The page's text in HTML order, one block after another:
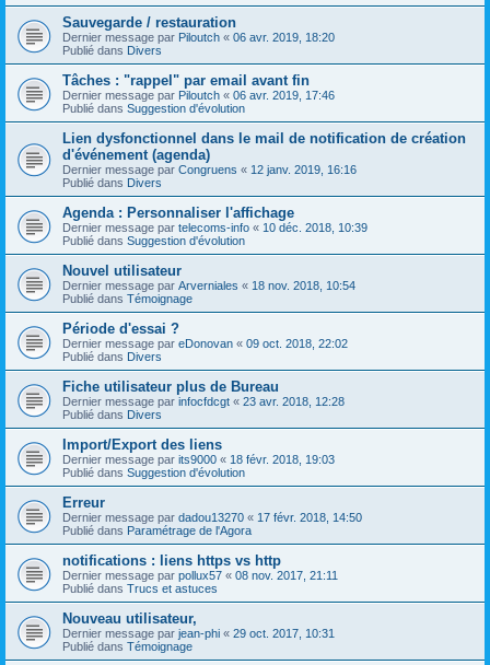
Sauvegarde / restauration
Dernier message par Piloutch « 06 avr. 2019, 18:20
Publié dans Divers
Tâches : "rappel" par email avant fin
Dernier message par Piloutch « 06 avr. 2019, 17:46
Publié dans Suggestion d'évolution
Lien dysfonctionnel dans le mail de notification de création
d'événement (agenda)
Dernier message par Congruens « 12 janv. 2019, 16:16
Publié dans Divers
Agenda : Personnaliser l'affichage
Dernier message par telecoms-info « 10 déc. 2018, 10:39
Publié dans Suggestion d'évolution
Nouvel utilisateur
Dernier message par Arverniales « 18 nov. 2018, 10:54
Publié dans Témoignage
Période d'essai ?
Dernier message par eDonovan « 09 oct. 2018, 22:02
Publié dans Divers
Fiche utilisateur plus de Bureau
Dernier message par infocfdcgt « 23 avr. 2018, 12:28
Publié dans Divers
Import/Export des liens
Dernier message par its9000 « 18 févr. 2018, 19:03
Publié dans Suggestion d'évolution
Erreur
Dernier message par dadou13270 « 17 févr. 2018, 14:50
Publié dans Paramétrage de l'Agora
notifications : liens https vs http
Dernier message par pollux57 « 08 nov. 2017, 21:11
Publié dans Trucs et astuces
Nouveau utilisateur,
Dernier message par jean-phi « 29 oct. 2017, 10:31
Publié dans Témoignage